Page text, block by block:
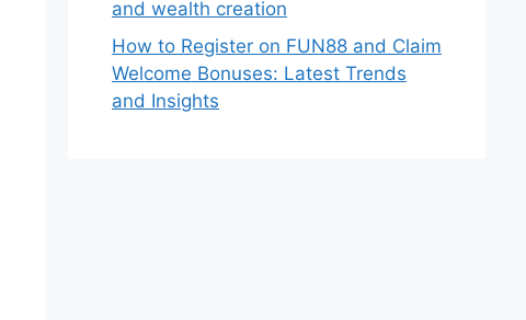
and wealth creation
How to Register on FUN88 and Claim
Welcome Bonuses: Latest Trends
and Insights